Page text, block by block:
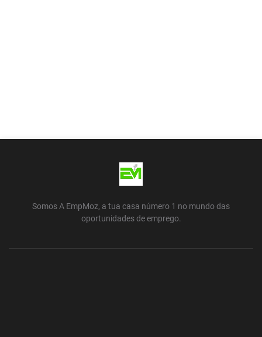
Somos A EmpMoz, a tua casa número 1 no mundo das
oportunidades de emprego.